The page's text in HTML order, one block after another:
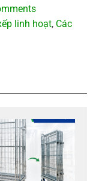
linh hoạt, Các